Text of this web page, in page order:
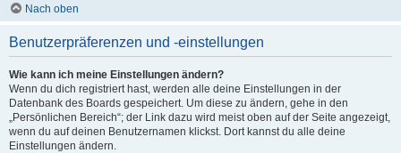
Nach oben
Benutzerpräferenzen und -einstellungen
Wie kann ich meine Einstellungen ändern?
Wenn du dich registriert hast, werden alle deine Einstellungen in der
Datenbank des Boards gespeichert. Um diese zu ändern, gehe in den
„Persönlichen Bereich“; der Link dazu wird meist oben auf der Seite angezeigt,
wenn du auf deinen Benutzernamen klickst. Dort kannst du alle deine
Einstellungen ändern.